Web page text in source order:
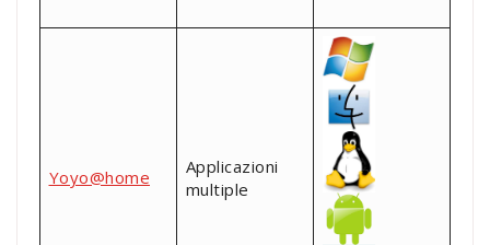
Yoyo@home
Applicazioni
multiple